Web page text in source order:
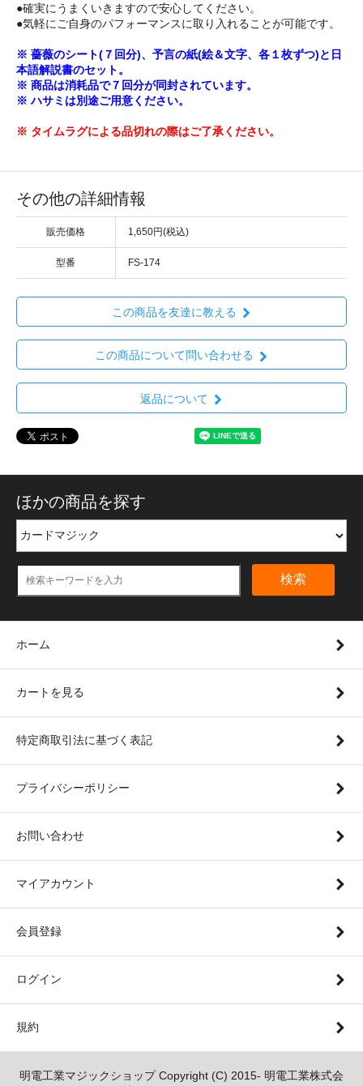
●確実にうまくいきますので安心してください。
●気軽にご自身のパフォーマンスに取り入れることが可能です。
※ 薔薇のシート(７回分)、予言の紙(絵＆文字、各１枚ずつ)と日
本語解説書のセット。
※ 商品は消耗品で７回分が同封されています。
※ ハサミは別途ご用意ください。
※ タイムラグによる品切れの際はご了承ください。
その他の詳細情報
販売価格 1,650円(税込)
型番 FS-174
この商品を友達に教える
この商品について問い合わせる
返品について
ほかの商品を探す
検索
ホーム
カートを見る
特定商取引法に基づく表記
プライバシーポリシー
お問い合わせ
マイアカウント
会員登録
ログイン
規約
明電工業マジックショップ Copyright (C) 2015- 明電工業株式会